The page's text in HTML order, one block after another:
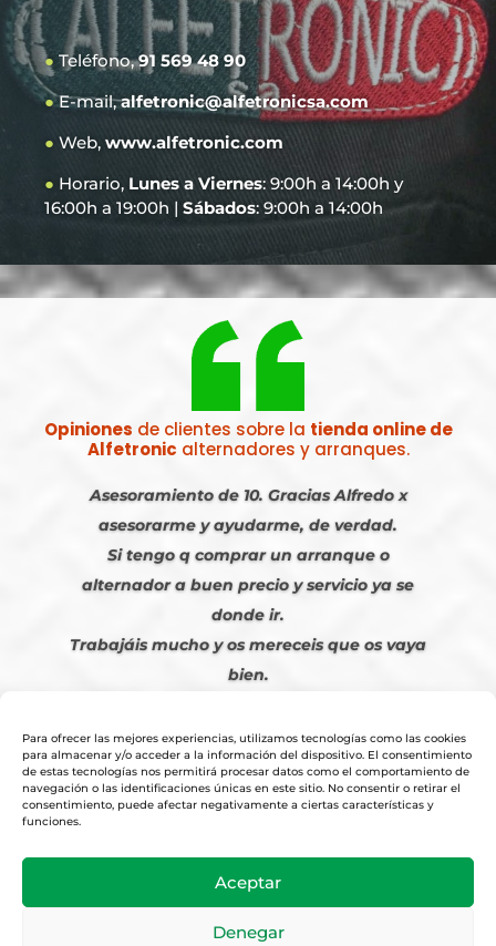
Para ofrecer las mejores experiencias, utilizamos tecnologías como las cookies
para almacenar y/o acceder a la información del dispositivo. El consentimiento
de estas tecnologías nos permitirá procesar datos como el comportamiento de
navegación o las identificaciones únicas en este sitio. No consentir o retirar el
consentimiento, puede afectar negativamente a ciertas características y
funciones.
Aceptar
Denegar
●Teléfono,91 569 48 90
●E-mail,alfetronic@alfetronicsa.com
● Web, www.alfetronic.com
● Horario, Lunes a Viernes: 9:00h a 14:00h y
16:00h a 19:00h | Sábados: 9:00h a 14:00h
Opiniones de clientes sobre la tienda online de
Alfetronic alternadores y arranques.
Asesoramiento de 10. Gracias Alfredo x
asesorarme y ayudarme, de verdad.
Si tengo q comprar un arranque o
alternador a buen precio y servicio ya se
donde ir.
Trabajáis mucho y os mereceis que os vaya
bien.
Condiciones Venta Online
Diseño y Posicionamiento Web,Agencia web-espana.es